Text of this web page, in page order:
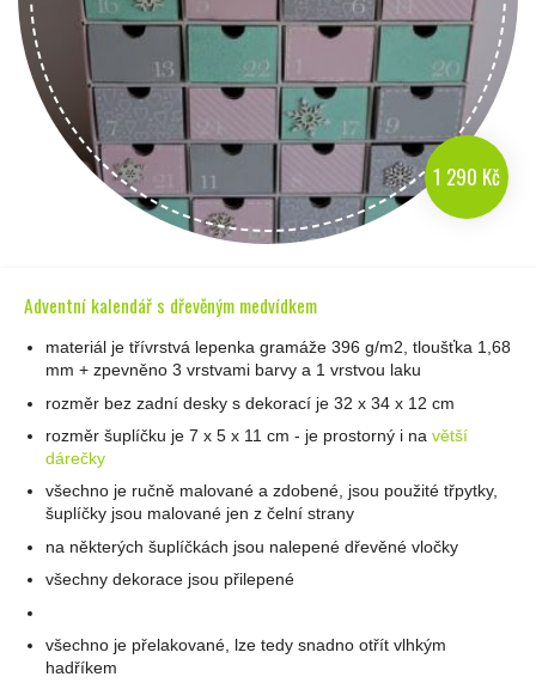
1 290 Kč
Adventní kalendář s dřevěným medvídkem
materiál je třívrstvá lepenka gramáže 396 g/m2, tloušťka 1,68
mm + zpevněno 3 vrstvami barvy a 1 vrstvou laku
rozměr bez zadní desky s dekorací je 32 x 34 x 12 cm
rozměr šuplíčku je 7 x 5 x 11 cm - je prostorný i navětší
dárečky
všechno je ručně malované a zdobené, jsou použité třpytky,
šuplíčky jsou malované jen z čelní strany
na některých šuplíčkách jsou nalepené dřevěné vločky
všechny dekorace jsou přilepené
všechno je přelakované, lze tedy snadno otřít vlhkým
hadříkem